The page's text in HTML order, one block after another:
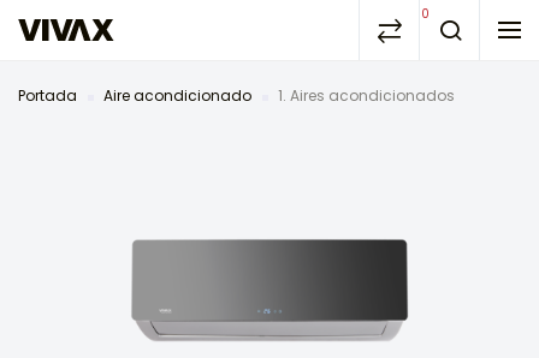
0
Portada Aire acondicionado 1. Aires acondicionados